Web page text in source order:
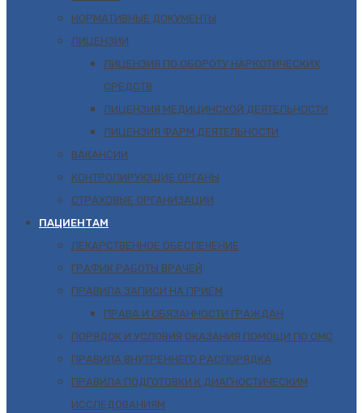
НОРМАТИВНЫЕ ДОКУМЕНТЫ
ЛИЦЕНЗИИ
ЛИЦЕНЗИЯ ПО ОБОРОТУ НАРКОТИЧЕСКИХ
СРЕДСТВ
ЛИЦЕНЗИЯ МЕДИЦИНСКОЙ ДЕЯТЕЛЬНОСТИ
ЛИЦЕНЗИЯ ФАРМ.ДЕЯТЕЛЬНОСТИ
ВАКАНСИИ
КОНТРОЛИРУЮЩИЕ ОРГАНЫ
СТРАХОВЫЕ ОРГАНИЗАЦИИ
ПАЦИЕНТАМ
ЛЕКАРСТВЕННОЕ ОБЕСПЕЧЕНИЕ
ГРАФИК РАБОТЫ ВРАЧЕЙ
ПРАВИЛА ЗАПИСИ НА ПРИЕМ
ПРАВА И ОБЯЗАННОСТИ ГРАЖДАН
ПОРЯДОК И УСЛОВИЯ ОКАЗАНИЯ ПОМОЩИ ПО ОМС
ПРАВИЛА ВНУТРЕННЕГО РАСПОРЯДКА
ПРАВИЛА ПОДГОТОВКИ К ДИАГНОСТИЧЕСКИМ
ИССЛЕДОВАНИЯМ